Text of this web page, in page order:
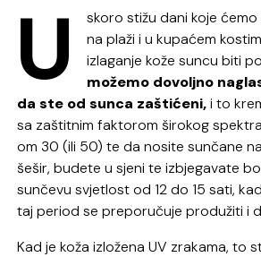
U
skoro stižu dani koje
na plaži i u kupaćem
izlaganje kože suncu biti
možemo dovoljno
da ste od sunca zaštićeni,i to
sa zaštitnim faktorom širokog
om 30 (ili 50) te da nosite sunčane
šešir, budete u sjeni te izbjegavate
sunčevu svjetlost od 12 do 15 sati,
taj period se preporučuje produžiti i
Kad je koža izložena UV zrakama, to